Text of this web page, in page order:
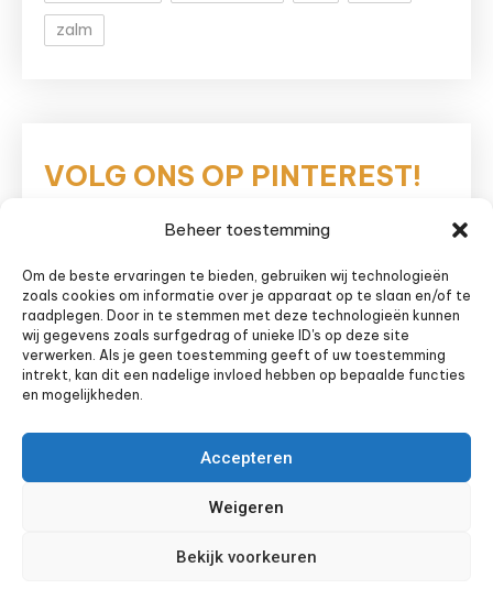
Beheer toestemming
Om de beste ervaringen te bieden, gebruiken wij technologieën
zoals cookies om informatie over je apparaat op te slaan en/of te
raadplegen. Door in te stemmen met deze technologieën kunnen
wij gegevens zoals surfgedrag of unieke ID's op deze site
verwerken. Als je geen toestemming geeft of uw toestemming
intrekt, kan dit een nadelige invloed hebben op bepaalde functies
en mogelijkheden.
Accepteren
Weigeren
Bekijk voorkeuren
zalm
VOLG ONS OP PINTEREST!